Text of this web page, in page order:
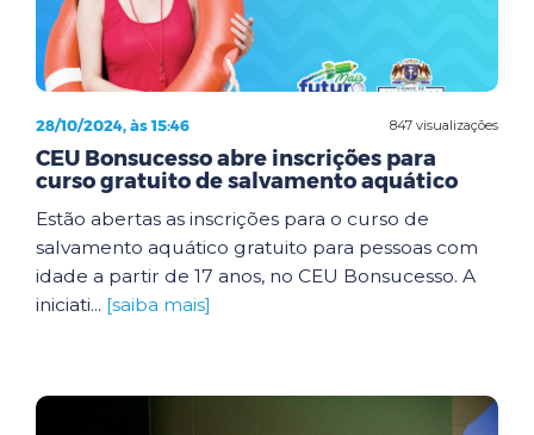
847 visualizações
28/10/2024, às 15:46
CEU Bonsucesso abre inscrições para
curso gratuito de salvamento aquático
Estão abertas as inscrições para o curso de
salvamento aquático gratuito para pessoas com
idade a partir de 17 anos, no CEU Bonsucesso. A
iniciati... [saiba mais]